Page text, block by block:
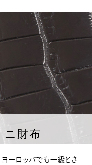
ニ財布
ーロッパでも一級とさ